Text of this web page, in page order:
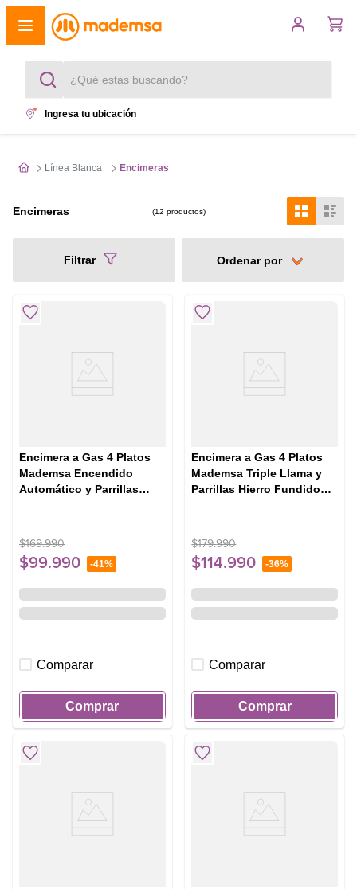
¿Qué estás buscando?
1. cocina 4 platos
3. refrigerador
Ingresa tu ubicación
Línea Blanca Encimeras
Encimeras 12 productos
Filtrar
Encimera a Gas 4 Platos
Mademsa Encendido
Automático y Parrillas
$169.990
$99.990 -41%
Comparar
Comprar
Encimera a Gas 4 Platos
Mademsa Triple Llama y
Parrillas Hierro Fundido
$179.990
$114.990 -36%
Comparar
Comprar